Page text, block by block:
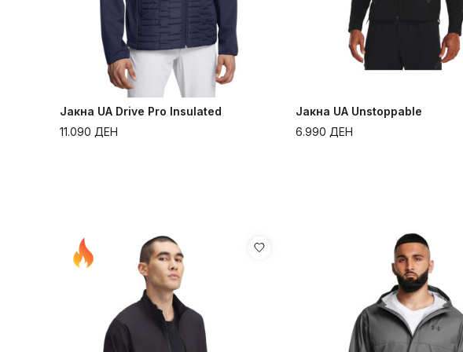
Јакна UA Drive Pro Insulated
11.090 ДЕН
Јакна UA Unstoppable
6.990 ДЕН